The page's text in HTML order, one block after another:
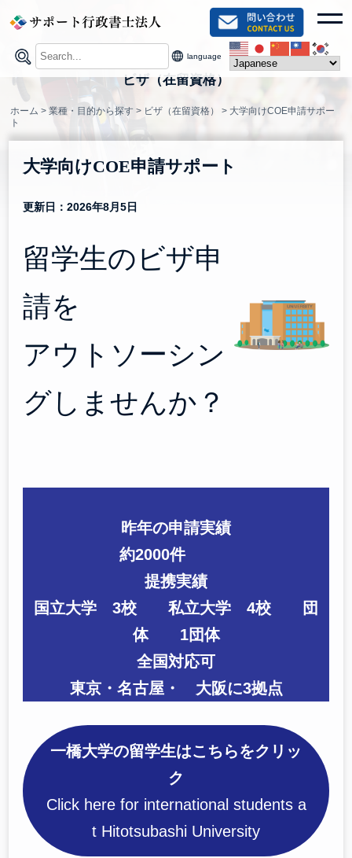
content
language
ビザ（在留資格）
ホーム >業種・目的から探す > ビザ（在留資格） > 大学向けCOE申請サポー
ト
大学向けCOE申請サポート
更新日：2026年8月5日
留学生のビザ申
請を
アウトソーシン
グしませんか？
昨年の申請実績
約2000件
提携実績
国立大学 3校 私立大学 4校 団
体 1団体
全国対応可
東京・名古屋・ 大阪に3拠点
一橋大学の留学生はこちらをクリッ
ク
Click here for international students a
t Hitotsubashi University